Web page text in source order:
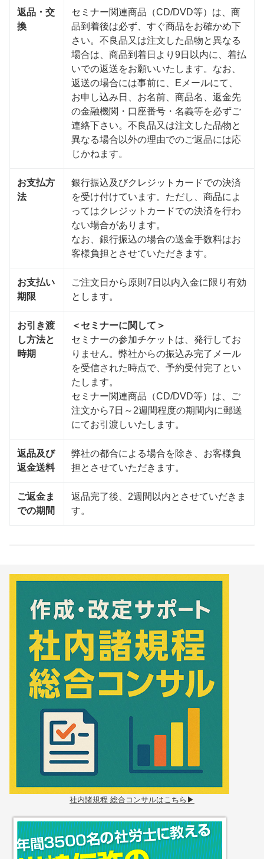
返品・交
換
セミナー関連商品（CD/DVD等）は、商
品到着後は必ず、すぐ商品をお確かめ下
さい。不良品又は注文した品物と異なる
場合は、商品到着日より9日以内に、着払
いでの返送をお願いいたします。なお、
返送の場合には事前に、Eメールにて、
お申し込み日、お名前、商品名、返金先
の金融機関・口座番号・名義等を必ずご
連絡下さい。不良品又は注文した品物と
異なる場合以外の理由でのご返品には応
じかねます。
お支払方
法
銀行振込及びクレジットカードでの決済
を受け付けています。ただし、商品によ
ってはクレジットカードでの決済を行わ
ない場合があります。
なお、銀行振込の場合の送金手数料はお
客様負担とさせていただきます。
お支払い
期限
ご注文日から原則7日以内入金に限り有効
とします。
お引き渡
し方法と
時期
＜セミナーに関して＞
セミナーの参加チケットは、発行してお
りません。弊社からの振込み完了メール
を受信された時点で、予約受付完了とい
たします。
セミナー関連商品（CD/DVD等）は、ご
注文から7日～2週間程度の期間内に郵送
にてお引渡しいたします。
返品及び
返金送料
弊社の都合による場合を除き、お客様負
担とさせていただきます。
ご返金ま
での期間
返品完了後、2週間以内とさせていだきま
す。
社内諸規程 総合コンサルはこちら▶